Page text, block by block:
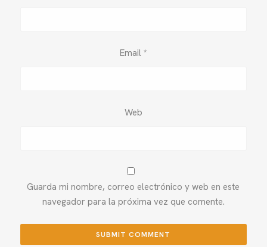
Email *
Web
Guarda mi nombre, correo electrónico y web en este
navegador para la próxima vez que comente.